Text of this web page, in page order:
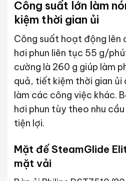
Công suất lớn làm
kiệm thời gian ủi
Công suất hoạt động lên
hơi phun liên tục 55 g/
cường là 260 g giúp làm
quả, tiết kiệm thời gian ủi
làm các công việc khác.
hơi phun tùy theo nhu
tiện lợi.
Mặt đế SteamGlide
mặt vải